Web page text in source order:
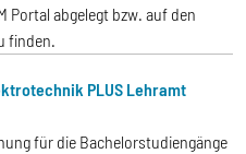
Portal abgelegt bzw. auf den
finden.
PLUS Lehramt
für die Bachelorstudiengänge